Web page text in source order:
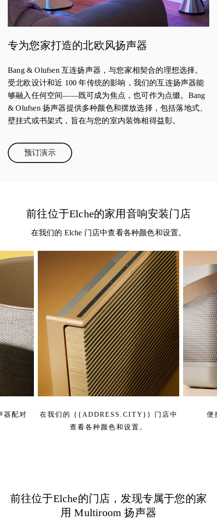
专为您家打造的北欧风扬声器
Bang & Olufsen 互连扬声器，与您家相契合的理想选择。
受北欧设计和近 100 年传统的影响，我们的互连扬声器能
够融入任何空间——既可成为焦点，也可作为点缀。Bang
& Olufsen 扬声器提供多种颜色和摆放选择，包括落地式、
壁挂式或书架式，旨在与您的室内装饰相得益彰。
预订演示Link Opens in New Tab
前往位于Elche的家用音响安装门店
在我们的 Elche 门店中查看各种颜色和设置。
器配对
在我们的 {{ADDRESS.CITY}} 门店中
查看各种颜色和设置。
便
前往位于Elche的门店，发现专属于您的家
用 Multiroom 扬声器